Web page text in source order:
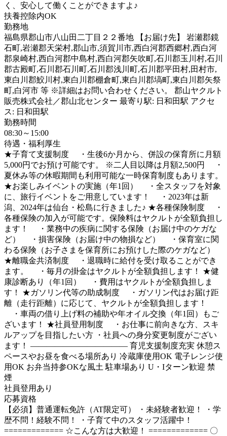
く、安心して働くことができますよ♪
扶養控除内OK
勤務地
福島県郡山市八山田二丁目２２番地 【お届け先】 岩瀬郡鏡
石町,岩瀬郡天栄村,郡山市,須賀川市,西白河郡西郷村,西白河
郡泉崎村,西白河郡中島村,西白河郡矢吹町,石川郡玉川村,石川
郡古殿町,石川郡石川町,石川郡浅川町,石川郡平田村,田村市,
東白川郡鮫川村,東白川郡棚倉町,東白川郡塙町,東白川郡矢祭
町,白河市 等 ※詳細はお問い合わせください。 郡山ヤクルト
販売株式会社／郡山北センター 最寄り駅: 日和田駅 アクセ
ス: 日和田駅
勤務時間
08:30～15:00
待遇・福利厚生
★子育て支援制度 ・生後6か月から、併設の保育所に月額
5,000円でお預け可能です。 ※二人目以降は月額2,500円 ・
夏休み等の休暇期間も利用可能な一時保育制度もあります。
★お楽しみイベントの実施（年1回） ・全スタッフを対象
に、旅行イベントをご用意しています！ ・2023年は新
潟、2024年は仙台・松島に行きました♪ ★各種保険制度 ・
各種保険の加入が可能です。保険料はヤクルトが全額負担し
ます！ ・業務中の疾病に関する保険（お届け中のケガな
ど） ・損害保険（お届け中の物損など） ・保育室に関
わる保険（お子さまを保育所にお預けした際のケガなど）
★離職金共済制度 ・退職時に給付を受け取ることができ
ます。 ・毎月の掛金はヤクルトが全額負担します！ ★健
康診断あり（年1回） ・費用はヤクルトが全額負担しま
す！ ★ガソリン代等の助成制度 ・ガソリン代はお届け距
離（走行距離）に応じて、ヤクルトが全額負担します！
・車両の借り上げ料の補助や年オイル交換（年1回）もご
ざいます！ ★社員登用制度 ・お仕事に前向きな方、スキ
ルアップを目指したい方 ・社員への身分変更制度がござい
ます！ ―――――――――――― 育児支援制度充実 休憩ス
ペースやお昼を食べる場所あり 冷蔵庫使用OK 電子レンジ使
用OK お弁当持参OKな風土 駐車場あり U・Iターン歓迎 禁
煙
社員登用あり
応募資格
【必須】普通運転免許（AT限定可） ・未経験者歓迎！ ・学
歴不問！経験不問！ ・子育て中のスタッフ活躍中！
============= ☆こんな方は大歓迎！ ============= 〇